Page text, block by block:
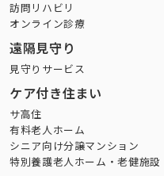
訪問リハビリ
オンライン診療
遠隔見守り
見守りサービス
ケア付き住まい
サ高住
有料老人ホーム
シニア向け分譲マンション
特別養護老人ホーム・老健施設